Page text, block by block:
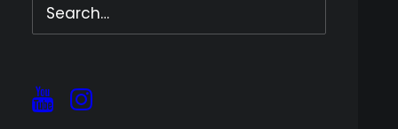
Senha: